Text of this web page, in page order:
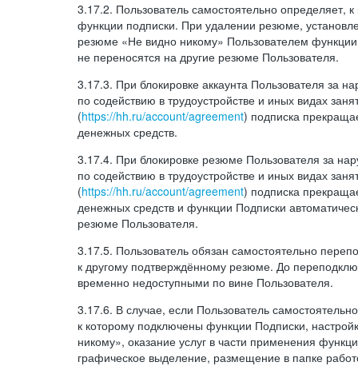
3.17.2. Пользователь самостоятельно определяет,
функции подписки. При удалении резюме,
резюме «Не видно никому» Пользователем функции
не переносятся на другие резюме Пользователя.
3.17.3. При блокировке аккаунта Пользователя за
по содействию в трудоустройстве и иных видах
(https://hh.ru/account/agreement) подписка
денежных средств.
3.17.4. При блокировке резюме Пользователя за
по содействию в трудоустройстве и иных видах
(https://hh.ru/account/agreement) подписка
денежных средств и функции Подписки
резюме Пользователя.
3.17.5. Пользователь обязан самостоятельно
к другому подтверждённому резюме. До
временно недоступными по вине Пользователя.
3.17.6. В случае, если Пользователь
к которому подключены функции Подписки,
никому», оказание услуг в части применения
графическое выделение, размещение в папке